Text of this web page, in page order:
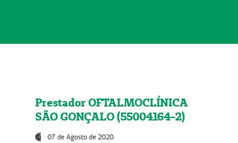
Prestador OFTALMOCLÍNICA
SÃO GONÇALO (55004164-2)
07 de Agosto de 2020